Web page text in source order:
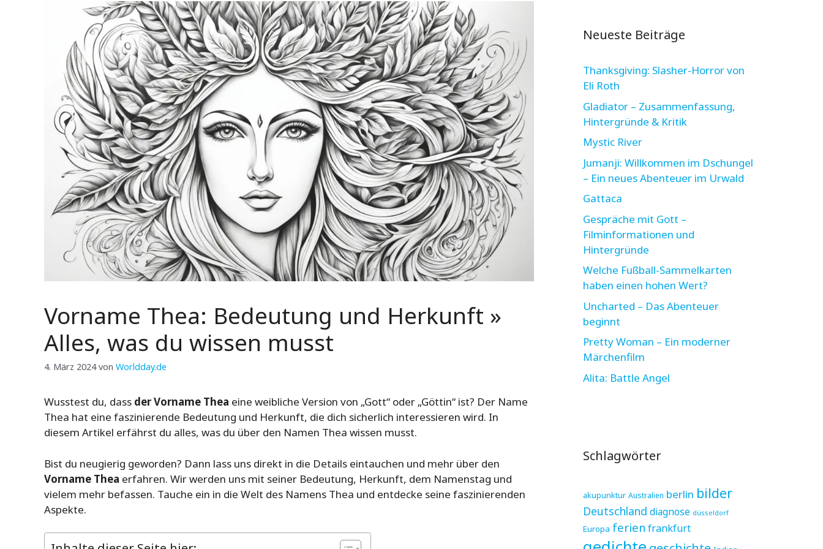
Vorname Thea: Bedeutung und Herkunft »
Alles, was du wissen musst
4. März 2024 von Worldday.de
Wusstest du, dass der Vorname Thea eine weibliche Version von „Gott“ oder „Göttin“ ist? Der Name
Thea hat eine faszinierende Bedeutung und Herkunft, die dich sicherlich interessieren wird. In
diesem Artikel erfährst du alles, was du über den Namen Thea wissen musst.
Bist du neugierig geworden? Dann lass uns direkt in die Details eintauchen und mehr über den
Vorname Thea erfahren. Wir werden uns mit seiner Bedeutung, Herkunft, dem Namenstag und
vielem mehr befassen. Tauche ein in die Welt des Namens Thea und entdecke seine faszinierenden
Aspekte.
Neueste Beiträge
Thanksgiving: Slasher-Horror von
Eli Roth
Gladiator – Zusammenfassung,
Hintergründe & Kritik
Mystic River
Jumanji: Willkommen im Dschungel
– Ein neues Abenteuer im Urwald
Gattaca
Gespräche mit Gott –
Filminformationen und
Hintergründe
Welche Fußball-Sammelkarten
haben einen hohen Wert?
Uncharted – Das Abenteuer
beginnt
Pretty Woman – Ein moderner
Märchenfilm
Alita: Battle Angel
Schlagwörter
akupunktur Australien berlin bilder
Deutschland diagnose düsseldorf
Europa ferien frankfurt